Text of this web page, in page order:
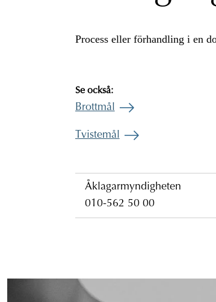
Process eller förhandling i en
Se också:
Brottmål
Tvistemål
Åklagarmyndigheten
010-562 50 00